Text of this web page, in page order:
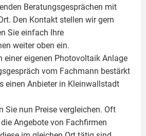
Beratungsgesprächen mit
Den Kontakt stellen wir gern
Sie einfach Ihre
weiter oben ein.
einer eigenen Photovoltaik Anlage
vom Fachmann bestärkt
einen Anbieter in Kleinwallstadt
Sie nun Preise vergleichen. Oft
Angebote von Fachfirmen